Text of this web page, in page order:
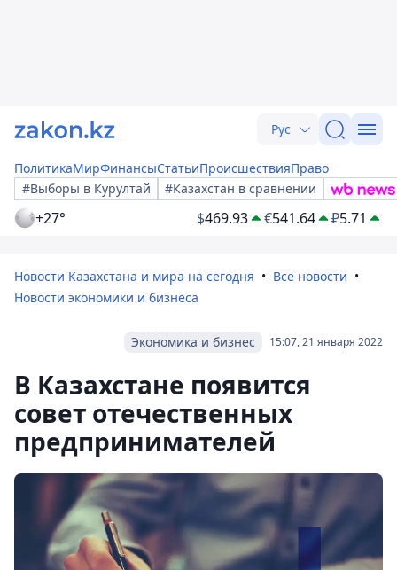
Рус
ПолитикаМирФинансыСтатьиПроисшествияПраво
#Выборы в Курултай
#Казахстан в сравнении
+27° $469.93 €541.64 ₽5.71
Новости Казахстана и мира на сегодня
Все новости
Новости экономики и бизнеса
15:07, 21 января 2022
Экономика и бизнес
В Казахстане появится
совет отечественных
предпринимателей